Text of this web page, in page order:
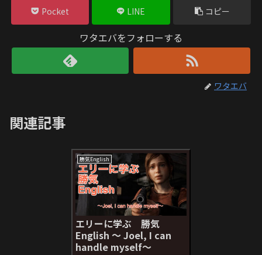
Pocket LINE コピー
ワタエバをフォローする
ワタエバ
関連記事
勝気English
エリーに学ぶ 勝気
English 〜 Joel, I can
handle myself〜